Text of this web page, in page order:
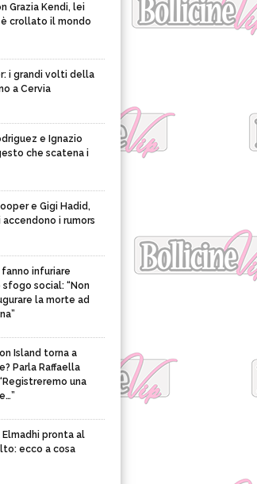
Grazia Kendi, lei
è crollato il mondo
i grandi volti della
a Cervia
e Ignazio
che scatena i
e Gigi Hadid,
i rumors
infuriare
sfogo social: “Non
la morte ad
Island torna a
Parla Raffaella
una
Elmadhi pronta al
ecco a cosa